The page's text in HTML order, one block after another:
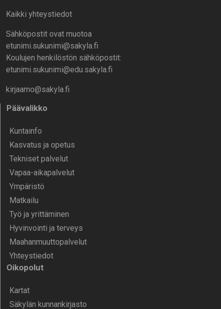
Kaikki yhteystiedot
Sähköpostit ovat muotoa
etunimi.sukunimi@sakyla.fi
Koulujen henkilöstön sähköpostit:
etunimi.sukunimi@edu.sakyla.fi
kirjaamo@sakyla.fi
Päävalikko
Kunta­info
Kasvatus ja opetus
Tekniset palvelut
Vapaa-aika­palvelut
Ympä­ristö
Mat­kailu
Työ ja yrittä­minen
Hyvinvointi ja terveys
Maahanmuuttopalvelut
Yhteystiedot
Oikopolut
Kartat
Säkylän kunnankirjasto